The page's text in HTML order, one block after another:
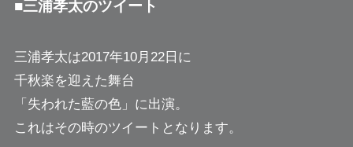
■三浦孝太のツイート
三浦孝太は2017年10月22日に
千秋楽を迎えた舞台
「失われた藍の色」に出演。
これはその時のツイートとなります。